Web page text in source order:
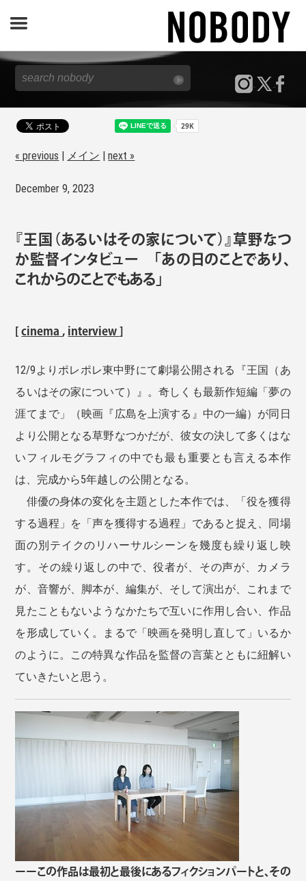
JOURNAL
SPECIAL
REPORT
NOBODY STORE
« previous メイン |next »
December 9, 2023
『王国（あるいはその家について）』草野なつ
か監督インタビュー 「あの日のことであり、
これからのことでもある」
[cinema,interview]
12/9よりポレポレ東中野にて劇場公開される『王国（あ
るいはその家について）』。奇しくも最新作短編「夢の
涯てまで」（映画『広島を上演する』中の一編）が同日
より公開となる草野なつかだが、彼女の決して多くはな
いフィルモグラフィの中でも最も重要とも言える本作
は、完成から5年越しの公開となる。
俳優の身体の変化を主題とした本作では、「役を獲得
する過程」を「声を獲得する過程」であると捉え、同場
面の別テイクのリハーサルシーンを幾度も繰り返し映
す。その繰り返しの中で、役者が、その声が、カメラ
が、音響が、脚本が、編集が、そして演出が、これまで
見たこともないようなかたちで互いに作用し合い、作品
を形成していく。まるで「映画を発明し直して」いるか
のように。この特異な作品を監督の言葉とともに紐解い
ていきたいと思う。
ーーこの作品は最初と最後にあるフィクションパートと、その